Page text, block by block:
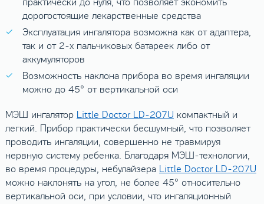
дорогостоящие лекарственные средства
Эксплуатация ингалятора возможна как от адаптера,
так и от 2-х пальчиковых батареек либо от
аккумуляторов
Возможность наклона прибора во время ингаляции
можно до 45° от вертикальной оси
МЭШ ингалятор Little Doctor LD-207U компактный и
легкий. Прибор практически бесшумный, что позволяет
проводить ингаляции, совершенно не травмируя
нервную систему ребенка. Благодаря МЭШ-технологии,
во время процедуры, небулайзера Little Doctor LD-207U
можно наклонять на угол, не более 45° относительно
вертикальной оси, при условии, что ингаляционный